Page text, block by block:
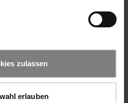
zulassen
erlauben